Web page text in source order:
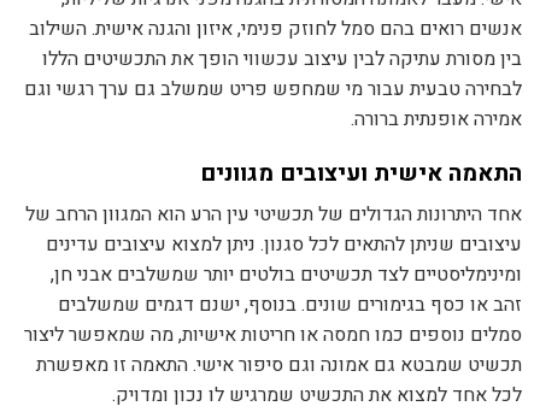
אנשים רואים בהם סמל לחוזק פנימי, איזון והגנה אישית. השילוב
בין מסורת עתיקה לבין עיצוב עכשווי הופך את התכשיטים הללו
לבחירה טבעית עבור מי שמחפש פריט שמשלב גם ערך רגשי וגם
אמירה אופנתית ברורה.
התאמה אישית ועיצובים מגוונים
אחד היתרונות הגדולים של תכשיטי עין הרע הוא המגוון הרחב של
עיצובים שניתן להתאים לכל סגנון. ניתן למצוא עיצובים עדינים
ומינימליסטיים לצד תכשיטים בולטים יותר שמשלבים אבני חן,
זהב או כסף בגימורים שונים. בנוסף, ישנם דגמים שמשלבים
סמלים נוספים כמו חמסה או חריטות אישיות, מה שמאפשר ליצור
תכשיט שמבטא גם אמונה וגם סיפור אישי. התאמה זו מאפשרת
לכל אחד למצוא את התכשיט שמרגיש לו נכון ומדויק.